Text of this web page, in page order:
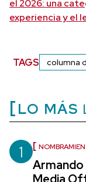
el 2026: una
experiencia y el
TAGS columna
LO MÁS
1
Armando